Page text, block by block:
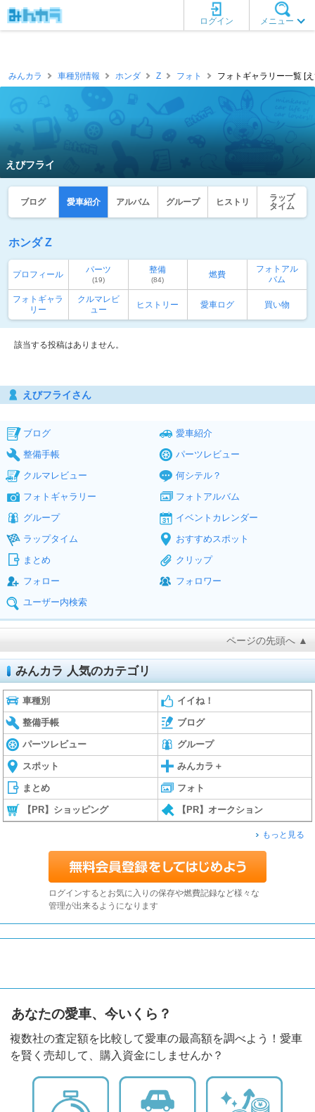
メニュー
ログイン
みんカラ 車種別情報 ホンダ Z フォト フォトギャラリー一覧 [
えびフライ
ブログ 愛車紹介 アルバム グループ ヒストリ
ラップ
タイム
ホンダ Z
プロフィール パーツ
(19)
整備
(84)
燃費
フォトアル
バム
フォトギャラ
リー
クルマレビ
ュー
ヒストリー 愛車ログ 買い物
該当する投稿はありません。
えびフライさん
ブログ
愛車紹介
整備手帳
パーツレビュー
クルマレビュー
何シテル？
フォトギャラリー
フォトアルバム
グループ
イベントカレンダー
ラップタイム
おすすめスポット
まとめ
クリップ
フォロー
フォロワー
ユーザー内検索
ページの先頭へ ▲
みんカラ 人気のカテゴリ
車種別 イイね！
整備手帳 ブログ
パーツレビュー グループ
スポット みんカラ＋
まとめ フォト
【PR】ショッピング 【PR】オークション
もっと見る
ログインするとお気に入りの保存や燃費記録など様々な
管理が出来るようになります
あなたの愛車、今いくら？
複数社の査定額を比較して愛車の最高額を調べよう！愛車
を賢く売却して、購入資金にしませんか？